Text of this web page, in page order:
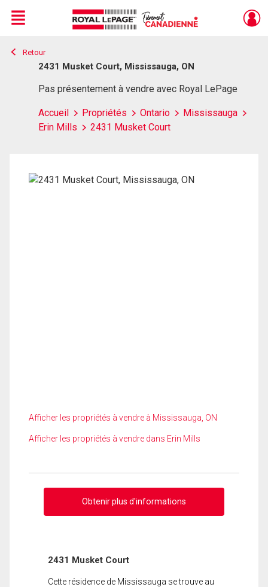
Live
En Direct
Menu
Retour
2431 Musket Court, Mississauga, ON
Pas présentement à vendre avec Royal LePage
Accueil Propriétés Ontario
Mississauga
Erin Mills
2431 Musket Court
Afficher les propriétés à vendre à Mississauga, ON
Afficher les propriétés à vendre dans Erin Mills
Obtenir plus d'informations
2431 Musket Court
Cette résidence de Mississauga se trouve au